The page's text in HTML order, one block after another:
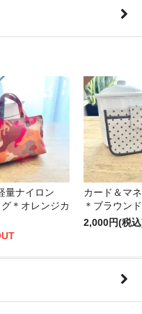
量ナイロン
＊オレンジカ
カード＆マ
＊ブラウン
2,000円(税